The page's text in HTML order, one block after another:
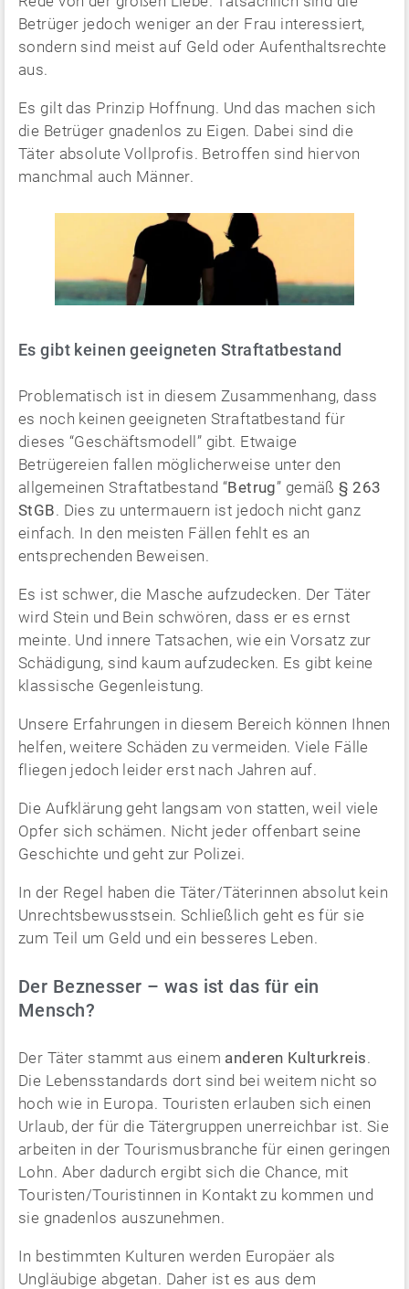
Betrüger jedoch weniger an der Frau interessiert,
sondern sind meist auf Geld oder Aufenthaltsrechte
aus.
Es gilt das Prinzip Hoffnung. Und das machen sich
die Betrüger gnadenlos zu Eigen. Dabei sind die
Täter absolute Vollprofis. Betroffen sind hiervon
manchmal auch Männer.
Es gibt keinen geeigneten Straftatbestand
Problematisch ist in diesem Zusammenhang, dass
es noch keinen geeigneten Straftatbestand für
dieses “Geschäftsmodell” gibt. Etwaige
Betrügereien fallen möglicherweise unter den
allgemeinen Straftatbestand “Betrug” gemäß§ 263
StGB. Dies zu untermauern ist jedoch nicht ganz
einfach. In den meisten Fällen fehlt es an
entsprechenden Beweisen.
Es ist schwer, die Masche aufzudecken. Der Täter
wird Stein und Bein schwören, dass er es ernst
meinte. Und innere Tatsachen, wie ein Vorsatz zur
Schädigung, sind kaum aufzudecken. Es gibt keine
klassische Gegenleistung.
Unsere Erfahrungen in diesem Bereich können Ihnen
helfen, weitere Schäden zu vermeiden. Viele Fälle
fliegen jedoch leider erst nach Jahren auf.
Die Aufklärung geht langsam von statten, weil viele
Opfer sich schämen. Nicht jeder offenbart seine
Geschichte und geht zur Polizei.
In der Regel haben die Täter/Täterinnen absolut kein
Unrechtsbewusstsein. Schließlich geht es für sie
zum Teil um Geld und ein besseres Leben.
Der Beznesser – was ist das für ein
Mensch?
Der Täter stammt aus einem anderen Kulturkreis.
Die Lebensstandards dort sind bei weitem nicht so
hoch wie in Europa. Touristen erlauben sich einen
Urlaub, der für die Tätergruppen unerreichbar ist. Sie
arbeiten in der Tourismusbranche für einen geringen
Lohn. Aber dadurch ergibt sich die Chance, mit
Touristen/Touristinnen in Kontakt zu kommen und
sie gnadenlos auszunehmen.
In bestimmten Kulturen werden Europäer als
Ungläubige abgetan. Daher ist es aus dem